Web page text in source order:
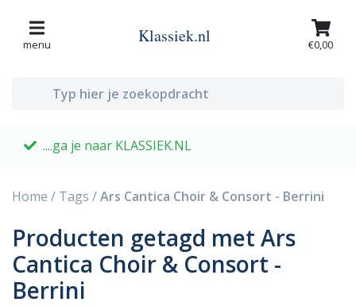
menu Klassiek.nl €0,00
....ga je naar KLASSIEK.NL
Home / Tags /Ars Cantica Choir & Consort - Berrini
Producten getagd met Ars
Cantica Choir & Consort -
Berrini